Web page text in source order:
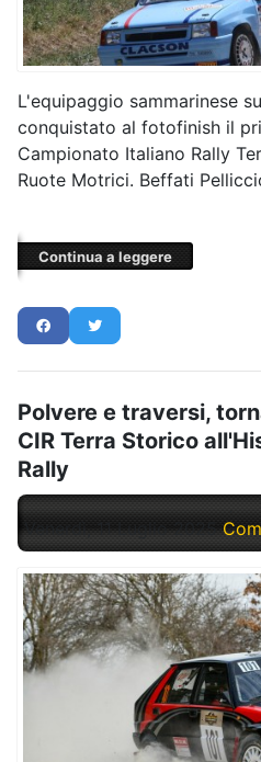
L'equipaggio sammarinese
conquistato al fotofinish il
Campionato Italiano Rally
Ruote Motrici. Beffati
Continua a leggere
Polvere e traversi,
CIR Terra Storico
Rally
Venerdì, 11 Luglio 2025